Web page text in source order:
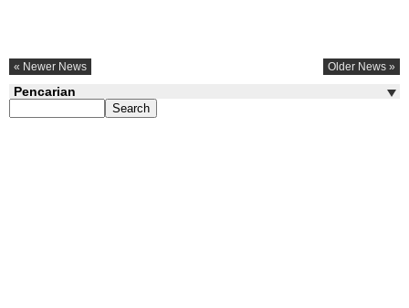
« Newer News Older News »
Pencarian